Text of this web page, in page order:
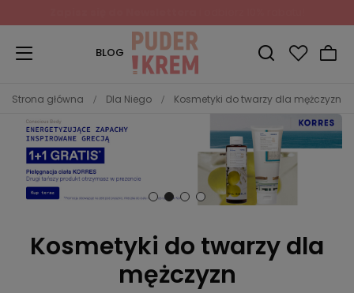
BLOG
Strona główna Dla Niego Kosmetyki do twarzy dla mężczyzn
Kosmetyki do twarzy dla
mężczyzn